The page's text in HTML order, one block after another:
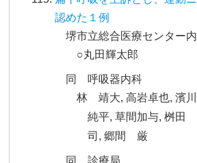
認めた１例
堺市立総合医療センター
○丸田輝太郎
同 呼吸器内科
林 靖大, 高岩卓也, 濱川
純平, 草間加与, 桝田
司, 郷間 厳